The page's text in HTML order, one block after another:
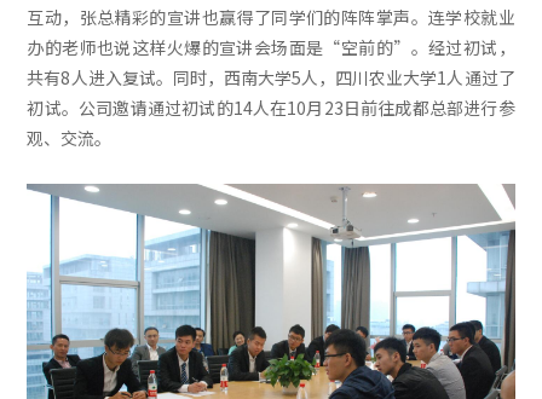
互动，张总精彩的宣讲也赢得了同学们的阵阵掌声。连学校就业
办的老师也说这样火爆的宣讲会场面是“空前的”。经过初试，
共有8人进入复试。同时，西南大学5人，四川农业大学1人通过了
初试。公司邀请通过初试的14人在10月23日前往成都总部进行参
观、交流。